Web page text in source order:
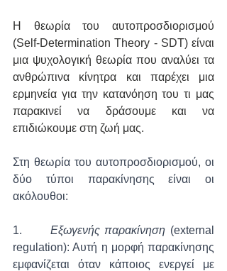
Η θεωρία του αυτοπροσδιορισμού
(Self-Determination Theory - SDT) είναι
μια ψυχολογική θεωρία που αναλύει τα
ανθρώπινα κίνητρα και παρέχει μια
ερμηνεία για την κατανόηση του τι μας
παρακινεί να δράσουμε και να
επιδιώκουμε στη ζωή μας.
Στη θεωρία του αυτοπροσδιορισμού, οι
δύο τύποι παρακίνησης είναι οι
ακόλουθοι:
1. Εξωγενής παρακίνηση (external
regulation): Αυτή η μορφή παρακίνησης
εμφανίζεται όταν κάποιος ενεργεί με